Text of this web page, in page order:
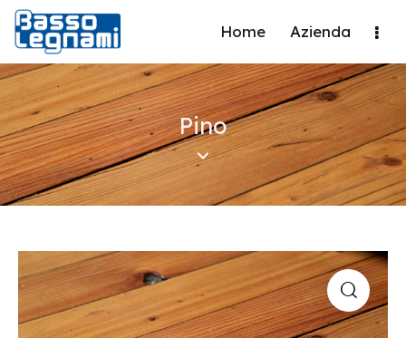
Home Azienda
Pino